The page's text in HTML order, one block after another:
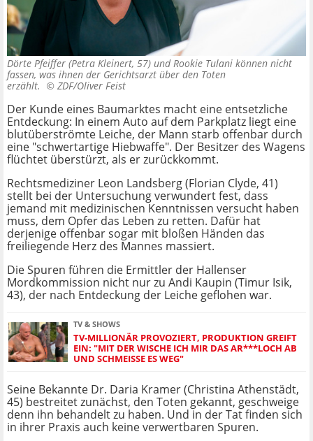
Dörte Pfeiffer (Petra Kleinert, 57) und Rookie Tulani können nicht
fassen, was ihnen der Gerichtsarzt über den Toten
erzählt. © ZDF/Oliver Feist
Der Kunde eines Baumarktes macht eine entsetzliche
Entdeckung: In einem Auto auf dem Parkplatz liegt eine
blutüberströmte Leiche, der Mann starb offenbar durch
eine "schwertartige Hiebwaffe". Der Besitzer des Wagens
flüchtet überstürzt, als er zurückkommt.
Rechtsmediziner Leon Landsberg (Florian Clyde, 41)
stellt bei der Untersuchung verwundert fest, dass
jemand mit medizinischen Kenntnissen versucht haben
muss, dem Opfer das Leben zu retten. Dafür hat
derjenige offenbar sogar mit bloßen Händen das
freiliegende Herz des Mannes massiert.
Die Spuren führen die Ermittler der Hallenser
Mordkommission nicht nur zu Andi Kaupin (Timur Isik,
43), der nach Entdeckung der Leiche geflohen war.
TV & SHOWS
TV-MILLIONÄR PROVOZIERT, PRODUKTION GREIFT
EIN: "MIT DER WISCHE ICH MIR DAS AR***LOCH AB
UND SCHMEISSE ES WEG"
Seine Bekannte Dr. Daria Kramer (Christina Athenstädt,
45) bestreitet zunächst, den Toten gekannt, geschweige
denn ihn behandelt zu haben. Und in der Tat finden sich
in ihrer Praxis auch keine verwertbaren Spuren.